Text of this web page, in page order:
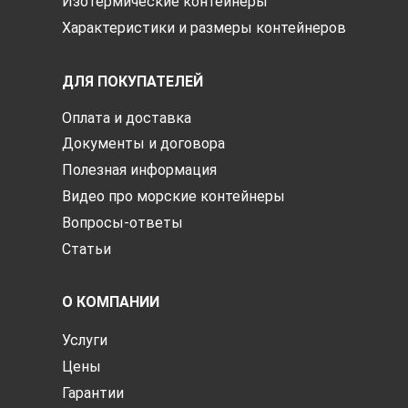
Характеристики и размеры контейнеров
ДЛЯ ПОКУПАТЕЛЕЙ
Оплата и доставка
Документы и договора
Полезная информация
Видео про морские контейнеры
Вопросы-ответы
Статьи
О КОМПАНИИ
Услуги
Цены
Гарантии